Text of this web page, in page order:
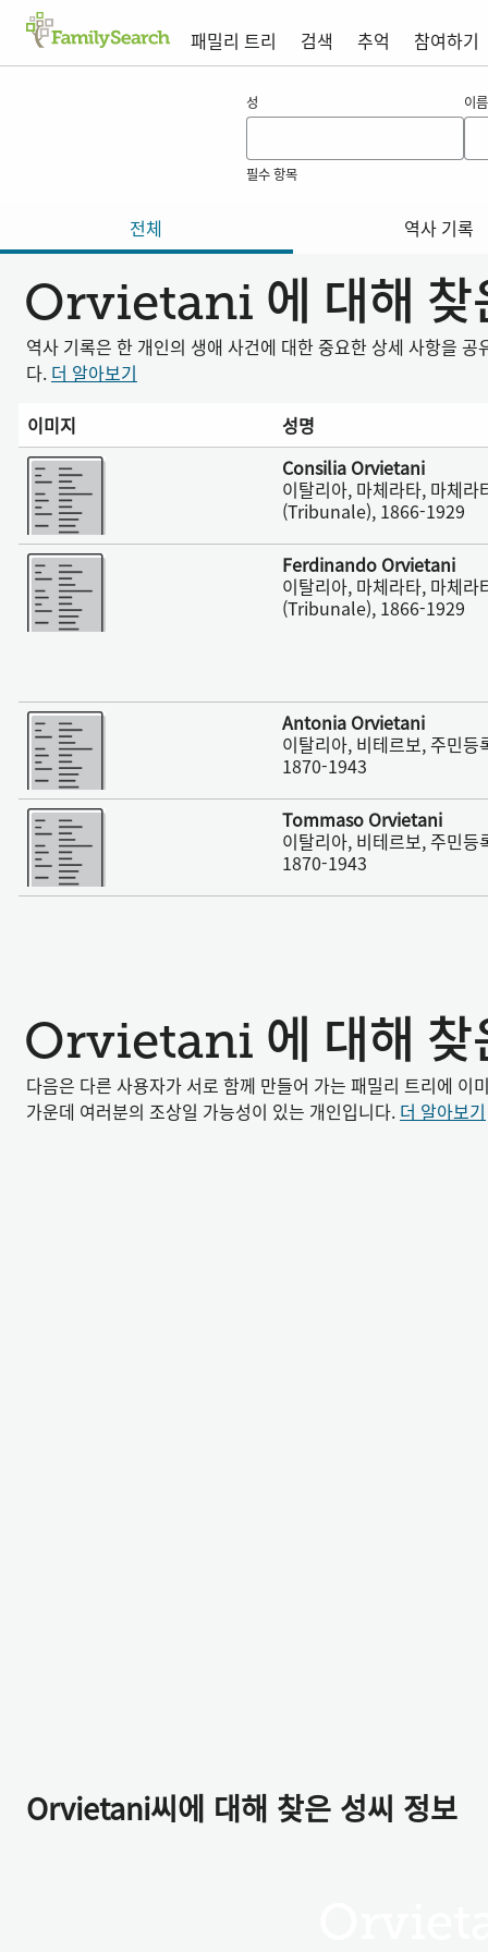
패밀리 트리 검색 추억
참여하기
성
필수 항목
이름
전체 역사 기록
Orvietani 에 대해 찾
역사 기록은 한 개인의 생애 사건에 대한 중요한 상세 사항을 공
다. 더 알아보기
이미지
성명
더 보기
Consilia Orvietani
이탈리아, 마체라타, 마체라
(Tribunale), 1866-1929
더 보기
Ferdinando Orvietani
이탈리아, 마체라타, 마체라
(Tribunale), 1866-1929
더 보기
Antonia Orvietani
이탈리아, 비테르보, 주민등
1870-1943
더 보기
Tommaso Orvietani
이탈리아, 비테르보, 주민등
1870-1943
Orvietani 에 대해 찾
다음은 다른 사용자가 서로 함께 만들어 가는 패밀리 트리에 이
가운데 여러분의 조상일 가능성이 있는 개인입니다. 더 알아보기
Orvietani씨에 대해 찾은 성씨 정보